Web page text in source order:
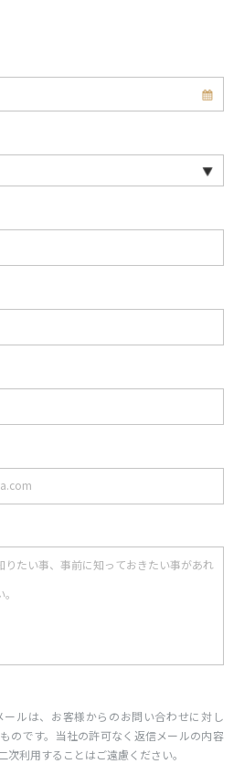
ルは、お客様からのお問い合わせに対し
のです。当社の許可なく返信メールの内容
利用することはご遠慮ください。